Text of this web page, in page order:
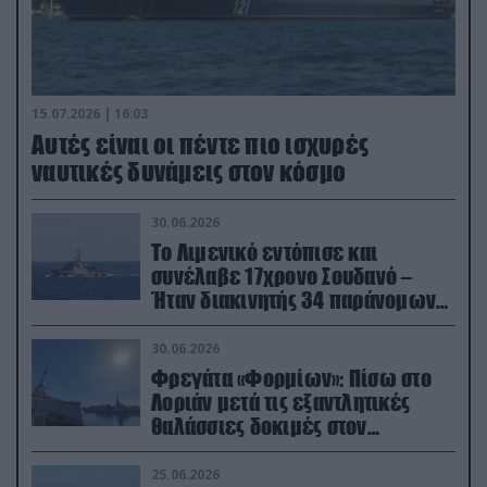
15.07.2026 | 16:03
Aυτές είναι οι πέντε πιο ισχυρές
ναυτικές δυνάμεις στον κόσμο
30.06.2026
Το Λιμενικό εντόπισε και
συνέλαβε 17χρονο Σουδανό –
Ήταν διακινητής 34 παράνομων
μεταναστών
30.06.2026
Φρεγάτα «Φορμίων»: Πίσω στο
Λοριάν μετά τις εξαντλητικές
θαλάσσιες δοκιμές στον
απαιτητικό Βισκαϊκό
25.06.2026